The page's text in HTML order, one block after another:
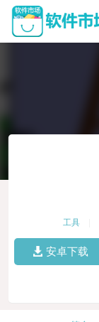
工具
安卓下载